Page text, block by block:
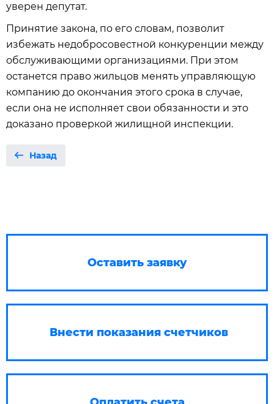
уверен депутат.
Принятие закона, по его словам, позволит
избежать недобросовестной конкуренции между
обслуживающими организациями. При этом
останется право жильцов менять управляющую
компанию до окончания этого срока в случае,
если она не исполняет свои обязанности и это
доказано проверкой жилищной инспекции.
Назад
Оставить заявку
Внести показания счетчиков